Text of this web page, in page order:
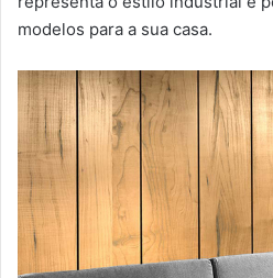
modelos para a sua casa.